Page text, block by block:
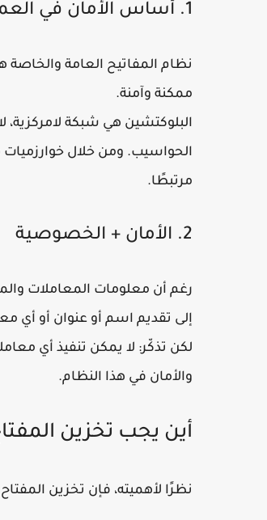
1. أساس الأمان في العملات الرقمية
نظام المفاتيح العامة والخاصة
ممكنة وآمنة.
البلوكتشين هي شبكة لامركزية،
الحواسيب. ومن خلال خوارزميات
مرتبطًا.
2. الأمان + الخصوصية
رغم أن معلومات المعاملات
إلى تقديم اسم أو عنوان أو أي
لكن تذكّر: لا يمكن تنفيذ أي
والأمان في هذا النظام.
أين يجب تخزين
نظرًا لأهميته، فإن تخزين